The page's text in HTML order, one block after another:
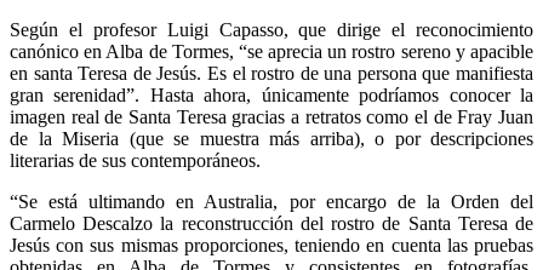
Según el profesor Luigi Capasso, que dirige el reconocimiento
canónico en Alba de Tormes, “se aprecia un rostro sereno y apacible
en santa Teresa de Jesús. Es el rostro de una persona que manifiesta
gran serenidad”. Hasta ahora, únicamente podríamos conocer la
imagen real de Santa Teresa gracias a retratos como el de Fray Juan
de la Miseria (que se muestra más arriba), o por descripciones
literarias de sus contemporáneos.
“Se está ultimando en Australia, por encargo de la Orden del
Carmelo Descalzo la reconstrucción del rostro de Santa Teresa de
Jesús con sus mismas proporciones, teniendo en cuenta las pruebas